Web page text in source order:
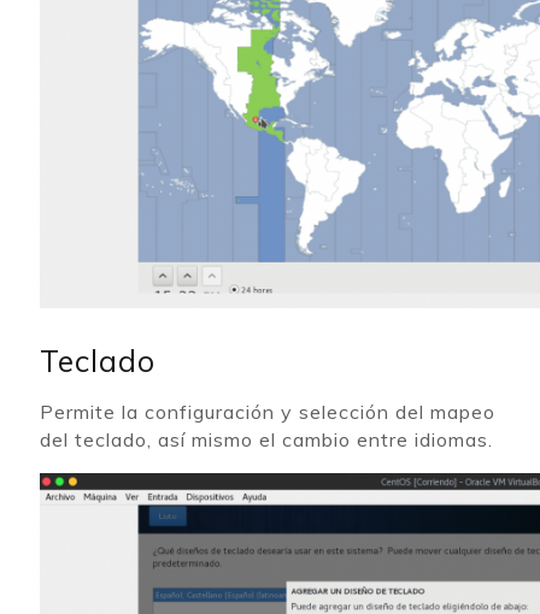
Teclado
Permite la configuración y selección del mapeo
del teclado, así mismo el cambio entre idiomas.